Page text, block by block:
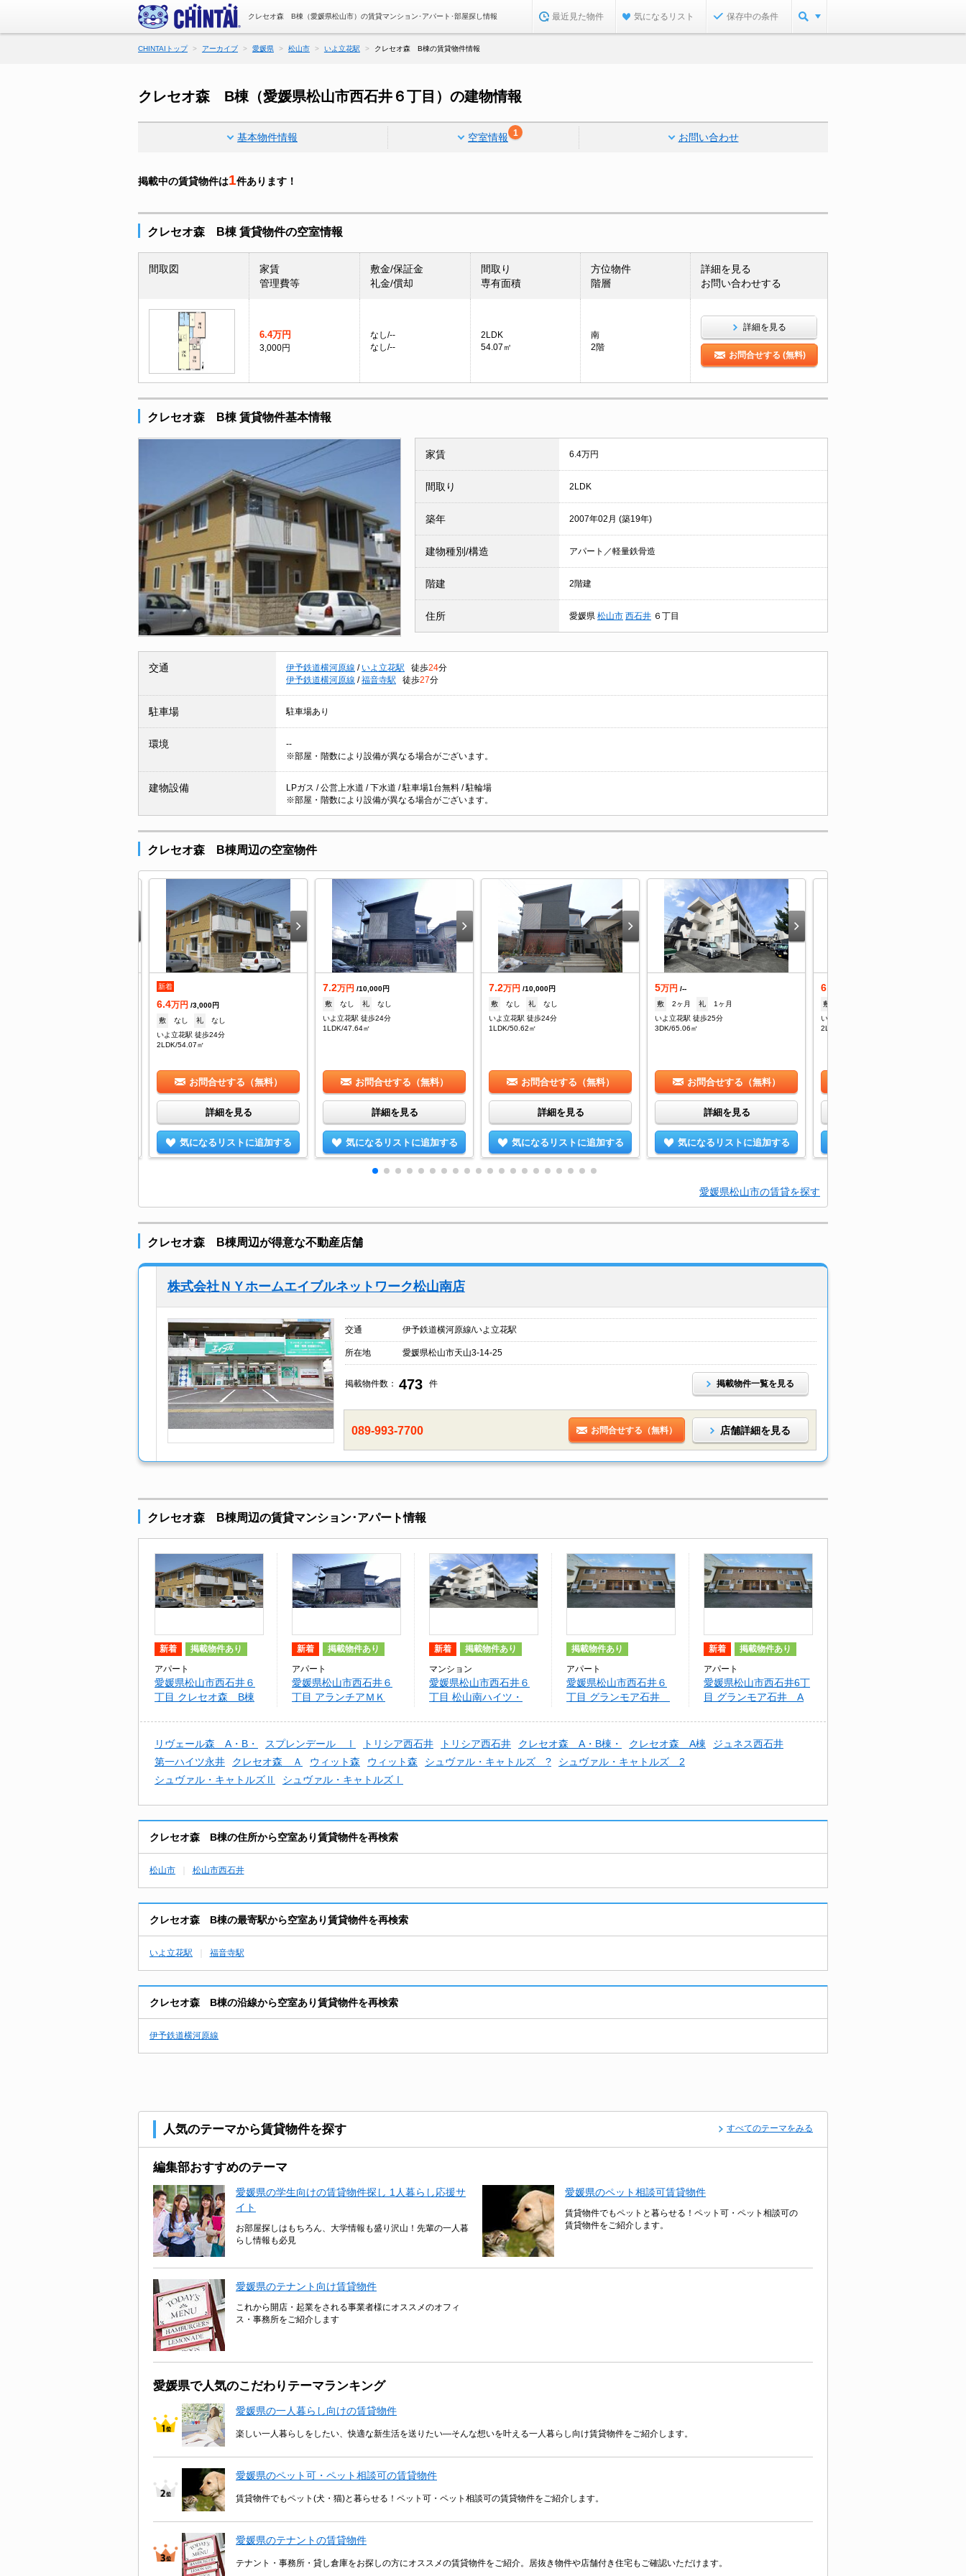
クレセオ森 B棟（愛媛県松山市）の賃貸マンション･アパート･部屋探し情報 最近見た物件 気になるリスト 保存中の条件
CHINTAIトップ アーカイブ 愛媛県 松山市 いよ立花駅 クレセオ森 B棟の賃貸物件情報
クレセオ森 B棟（愛媛県松山市西石井６丁目）の建物情報
基本物件情報 空室情報 1 お問い合わせ
掲載中の賃貸物件は1件あります！
クレセオ森 B棟 賃貸物件の空室情報
間取図
家賃
管理費等
敷金/保証金
礼金/償却
間取り
専有面積
方位物件
階層
詳細を見る
お問い合わせする
6.4万円
3,000円
なし/--
なし/--
2LDK
54.07㎡
南
2階
詳細を見る
お問合せする (無料)
クレセオ森 B棟 賃貸物件基本情報
家賃 6.4万円
間取り 2LDK
築年 2007年02月 (築19年)
建物種別/構造 アパート／軽量鉄骨造
階建 2階建
住所 愛媛県 松山市 西石井 ６丁目
交通 伊予鉄道横河原線 / いよ立花駅 徒歩24分
伊予鉄道横河原線 / 福音寺駅 徒歩27分
駐車場 駐車場あり
環境
--
※部屋・階数により設備が異なる場合がございます。
建物設備
LPガス / 公営上水道 / 下水道 / 駐車場1台無料 / 駐輪場
※部屋・階数により設備が異なる場合がございます。
クレセオ森 B棟周辺の空室物件
新着
6.4万円 /3,000円
敷
なし 礼
なし
いよ立花駅 徒歩24分
2LDK/54.07㎡
お問合せする（無料）
詳細を見る
気になるリストに追加する
7.2万円 /10,000円
敷
なし 礼
なし
いよ立花駅 徒歩24分
1LDK/47.64㎡
お問合せする（無料）
詳細を見る
気になるリストに追加する
7.2万円 /10,000円
敷
なし 礼
なし
いよ立花駅 徒歩24分
1LDK/50.62㎡
お問合せする（無料）
詳細を見る
気になるリストに追加する
5万円 /--
敷
2ヶ月 礼
1ヶ月
いよ立花駅 徒歩25分
3DK/65.06㎡
お問合せする（無料）
詳細を見る
気になるリストに追加する
6.3
敷
いよ立花駅 徒歩24分
2LDK/51.76㎡
愛媛県松山市の賃貸を探す
クレセオ森 B棟周辺が得意な不動産店舗
株式会社ＮＹホームエイブルネットワーク松山南店
交通 伊予鉄道横河原線/いよ立花駅
所在地 愛媛県松山市天山3-14-25
掲載物件数： 473 件 掲載物件一覧を見る
089-993-7700 お問合せする（無料） 店舗詳細を見る
クレセオ森 B棟周辺の賃貸マンション･アパート情報
新着 掲載物件あり
アパート
愛媛県松山市西石井６
丁目 クレセオ森 B棟
新着 掲載物件あり
アパート
愛媛県松山市西石井６
丁目 アランチアＭＫ
新着 掲載物件あり
マンション
愛媛県松山市西石井６
丁目 松山南ハイツ・
掲載物件あり
アパート
愛媛県松山市西石井６
丁目 グランモア石井
新着 掲載物件あり
アパート
愛媛県松山市西石井6丁
目 グランモア石井 A
リヴェール森 A・B・ スプレンデール Ⅰ トリシア西石井 トリシア西石井 クレセオ森 A・B棟・ クレセオ森 A棟
ジュネス西石井
第一ハイツ永井
クレセオ森 Ａ ウィット森 ウィット森 シュヴァル・キャトルズ ?
シュヴァル・キャトルズ 2
シュヴァル・キャトルズⅡ
シュヴァル・キャトルズⅠ
クレセオ森 B棟の住所から空室あり賃貸物件を再検索
松山市 松山市西石井
クレセオ森 B棟の最寄駅から空室あり賃貸物件を再検索
いよ立花駅 福音寺駅
クレセオ森 B棟の沿線から空室あり賃貸物件を再検索
伊予鉄道横河原線
人気のテーマから賃貸物件を探す すべてのテーマをみる
編集部おすすめのテーマ
愛媛県の学生向けの賃貸物件探し 1人暮らし応援サ
イト
お部屋探しはもちろん、大学情報も盛り沢山！先輩の一人暮
らし情報も必見
愛媛県のペット相談可賃貸物件
賃貸物件でもペットと暮らせる！ペット可・ペット相談可の
賃貸物件をご紹介します。
愛媛県のテナント向け賃貸物件
これから開店・起業をされる事業者様にオススメのオフィ
ス・事務所をご紹介します
愛媛県で人気のこだわりテーマランキング
愛媛県の一人暮らし向けの賃貸物件
楽しい一人暮らしをしたい、快適な新生活を送りたい―そんな想いを叶える一人暮らし向け賃貸物件をご紹介します。
愛媛県のペット可・ペット相談可の賃貸物件
賃貸物件でもペット(犬・猫)と暮らせる！ペット可・ペット相談可の賃貸物件をご紹介します。
愛媛県のテナントの賃貸物件
テナント・事務所・貸し倉庫をお探しの方にオススメの賃貸物件をご紹介。居抜き物件や店舗付き住宅もご確認いただけます。